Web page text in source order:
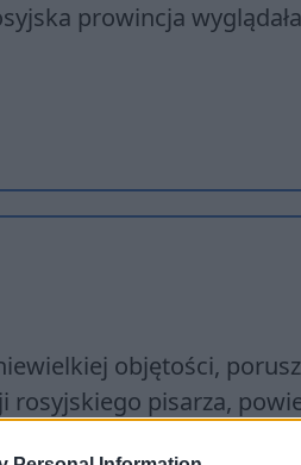
prowincja wyglądała
objętości,
pisarza,